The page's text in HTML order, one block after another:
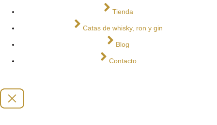
Tienda
Catas de whisky, ron y gin
Blog
Contacto